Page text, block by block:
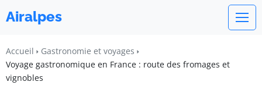
Airalpes
Accueil
Gastronomie et voyages
Voyage gastronomique en France : route des fromages et
vignobles​